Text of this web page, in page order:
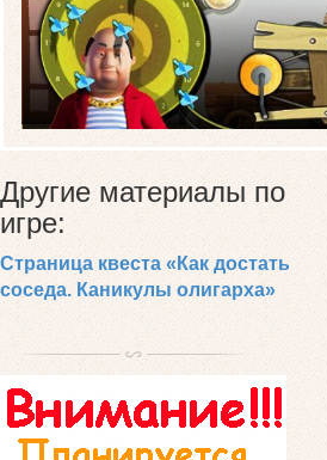
Другие материалы по
игре:
Страница квеста «Как достать
соседа. Каникулы олигарха»